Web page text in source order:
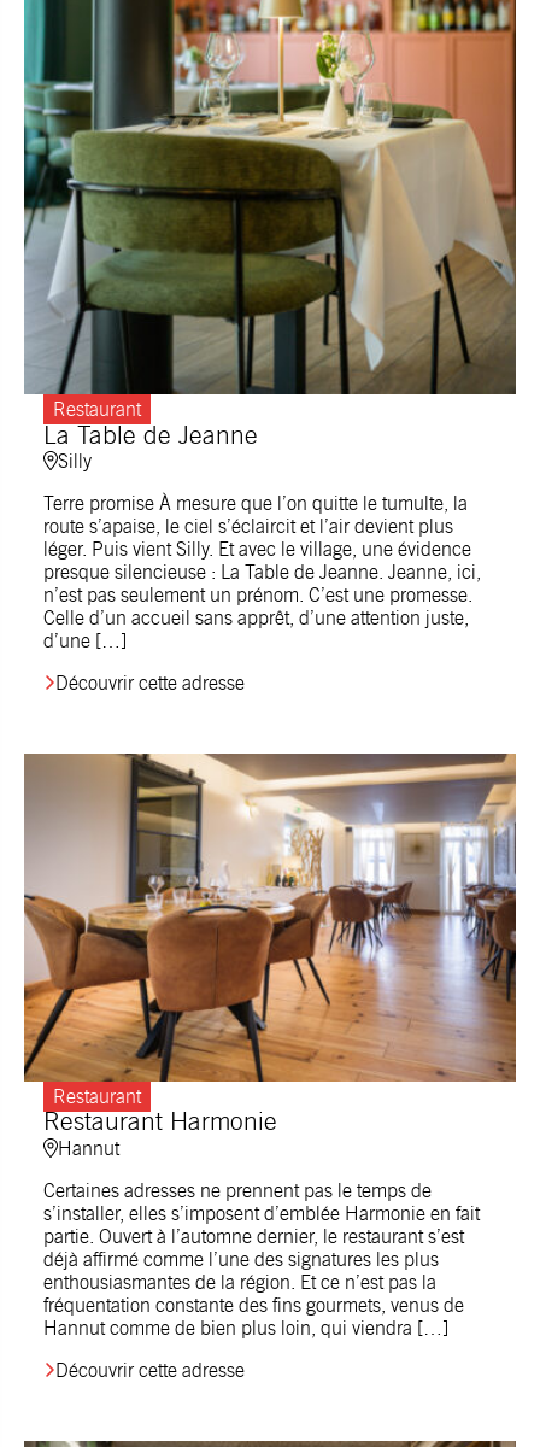
La Table de Jeanne
Restaurant
Silly
Terre promise À mesure que l’on quitte le tumulte, la
route s’apaise, le ciel s’éclaircit et l’air devient plus
léger. Puis vient Silly. Et avec le village, une évidence
presque silencieuse : La Table de Jeanne. Jeanne, ici,
n’est pas seulement un prénom. C’est une promesse.
Celle d’un accueil sans apprêt, d’une attention juste,
d’une […]
Découvrir cette adresse
Restaurant Harmonie
Restaurant
Hannut
Certaines adresses ne prennent pas le temps de
s’installer, elles s’imposent d’emblée Harmonie en fait
partie. Ouvert à l’automne dernier, le restaurant s’est
déjà affirmé comme l’une des signatures les plus
enthousiasmantes de la région. Et ce n’est pas la
fréquentation constante des fins gourmets, venus de
Hannut comme de bien plus loin, qui viendra […]
Découvrir cette adresse